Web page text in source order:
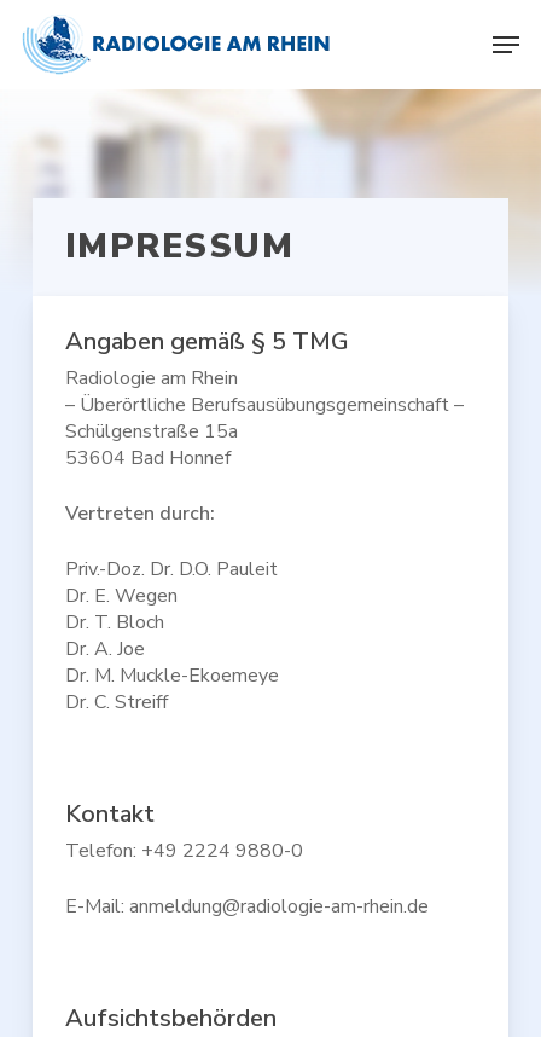
main
IMPRESSUM
Angaben gemäß § 5 TMG
Radiologie am Rhein
– Überörtliche Berufsausübungsgemeinschaft –
Schülgenstraße 15a
53604 Bad Honnef
Vertreten durch:
Priv.-Doz. Dr. D.O. Pauleit
Dr. E. Wegen
Dr. T. Bloch
Dr. A. Joe
Dr. M. Muckle-Ekoemeye
Dr. C. Streiff
Kontakt
Telefon: +49 2224 9880-0
E-Mail: anmeldung@radiologie-am-rhein.de
Aufsichtsbehörden